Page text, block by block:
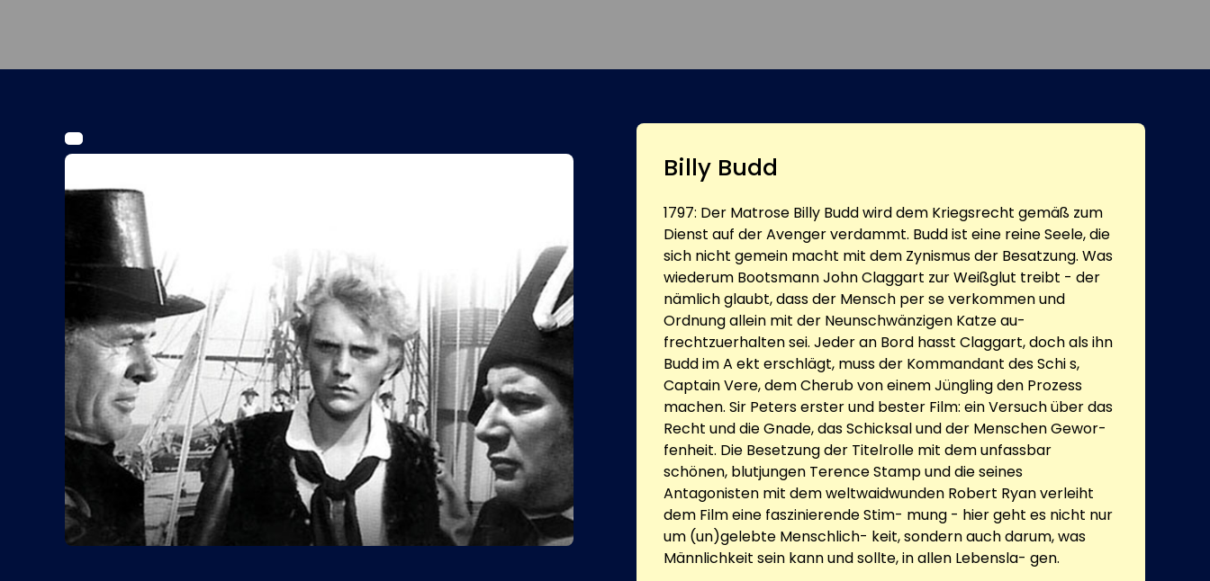
Billy Budd
1797: Der Matrose Billy Budd wird dem Kriegsrecht gemäß zum
Dienst auf der Avenger verdammt. Budd ist eine reine Seele, die
sich nicht gemein macht mit dem Zynismus der Besatzung. Was
wiederum Bootsmann John Claggart zur Weißglut treibt - der
nämlich glaubt, dass der Mensch per se verkommen und
Ordnung allein mit der Neunschwänzigen Katze au-
frechtzuerhalten sei. Jeder an Bord hasst Claggart, doch als ihn
Budd im A ekt erschlägt, muss der Kommandant des Schi s,
Captain Vere, dem Cherub von einem Jüngling den Prozess
machen. Sir Peters erster und bester Film: ein Versuch über das
Recht und die Gnade, das Schicksal und der Menschen Gewor-
fenheit. Die Besetzung der Titelrolle mit dem unfassbar
schönen, blutjungen Terence Stamp und die seines
Antagonisten mit dem weltwaidwunden Robert Ryan verleiht
dem Film eine faszinierende Stim- mung - hier geht es nicht nur
um (un)gelebte Menschlich- keit, sondern auch darum, was
Männlichkeit sein kann und sollte, in allen Lebensla- gen.